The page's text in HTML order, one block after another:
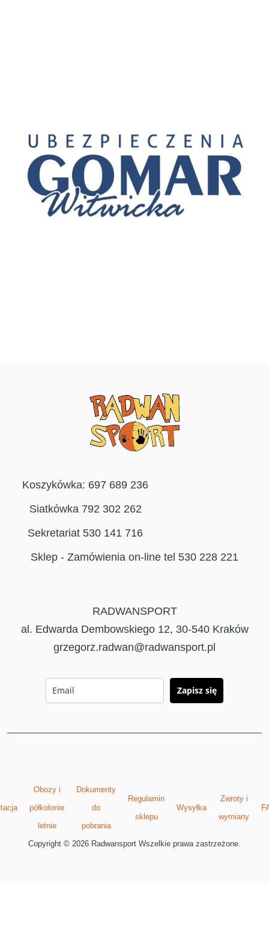
Koszykówka: 697 689 236
Siatkówka 792 302 262
Sekretariat 530 141 716
Sklep - Zamówienia on-line tel 530 228 221
RADWANSPORT
al. Edwarda Dembowskiego 12, 30-540 Kraków
grzegorz.radwan@radwansport.pl
Zapisz się
Obozy i
półkolonie
letnie
Dokumenty
do
pobrania
Regulamin
sklepu
Wysyłka
Zwroty i
wymiany
Copyright © 2026 Radwansport Wszelkie prawa zastrzeżone.